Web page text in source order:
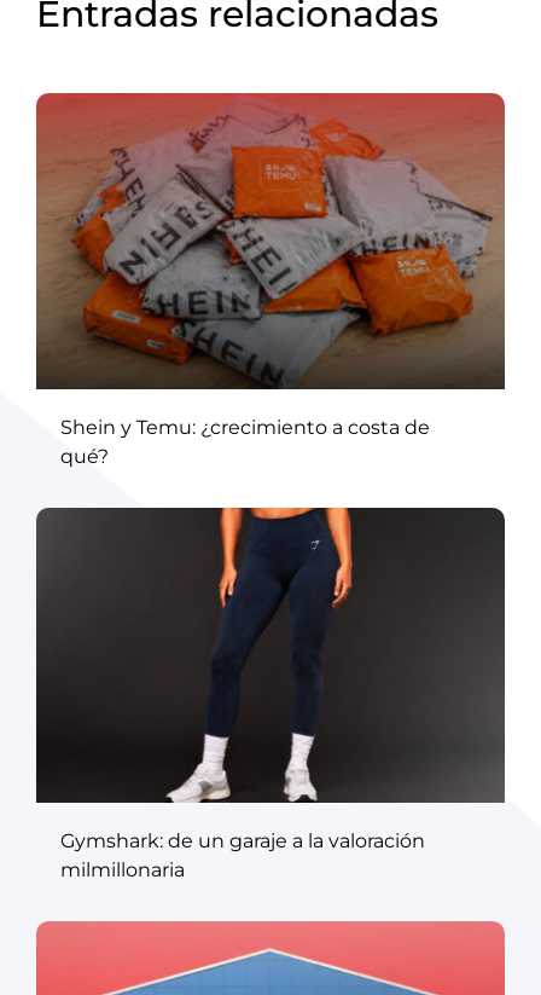
Entradas relacionadas
Shein y Temu: ¿crecimiento a costa de
qué?
Gymshark: de un garaje a la valoración
milmillonaria